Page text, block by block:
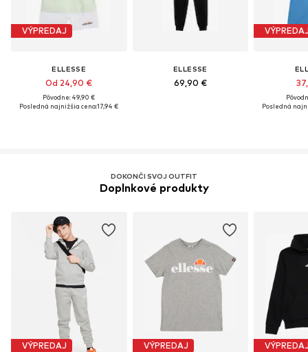
VÝPREDAJ
ELLESSE
Od 24,90 €
Pôvodne: 49,90 €
Posledná najnižšia cena:17,94 €
ELLESSE
69,90 €
Posledná
DOKONČI SVOJ OUTFIT
Doplnkové produkty
VÝPREDAJ VÝPREDAJ